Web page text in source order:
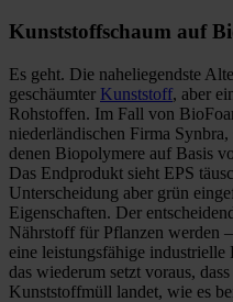
Kunststoffschaum auf
Es geht. Die naheliegendste
geschäumter Kunststoff, aber
Rohstoffen. Im Fall von
niederländischen Firma
denen Biopolymere auf Basis
Das Endprodukt sieht EPS
Unterscheidung aber grün
Eigenschaften. Der
Nährstoff für Pflanzen werden
eine leistungsfähige
das wiederum setzt voraus,
Kunststoffmüll landet, wie es